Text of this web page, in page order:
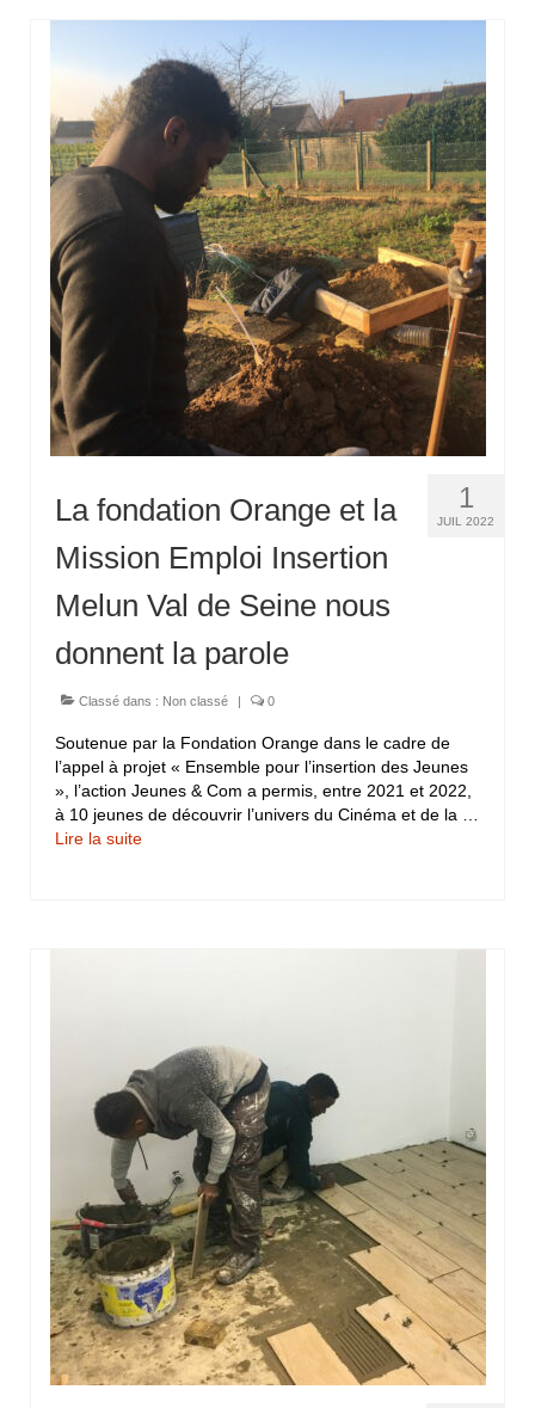
1
JUIL 2022
La fondation Orange et la
Mission Emploi Insertion
Melun Val de Seine nous
donnent la parole
Classé dans : Non classé | 0
Soutenue par la Fondation Orange dans le cadre de
l’appel à projet « Ensemble pour l’insertion des Jeunes
», l’action Jeunes & Com a permis, entre 2021 et 2022,
à 10 jeunes de découvrir l’univers du Cinéma et de la …
Lire la suite­­